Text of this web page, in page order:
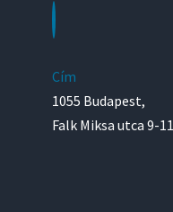
Cím
1055 Budapest,
Falk Miksa utca 9-11